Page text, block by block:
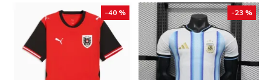
-40 % -23 %